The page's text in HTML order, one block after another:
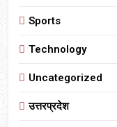
Sports
Technology
Uncategorized
उत्तरप्रदेश